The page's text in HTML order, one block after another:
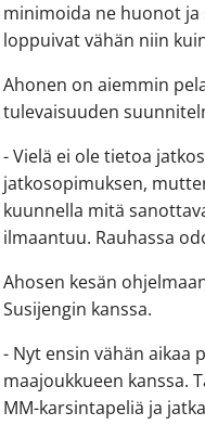
minimoida ne huonot
loppuivat vähän niin
Ahonen on aiemmin
tulevaisuuden
- Vielä ei ole tietoa
jatkosopimuksen,
kuunnella mitä
ilmaantuu. Rauhassa
Ahosen kesän
Susijengin kanssa.
- Nyt ensin vähän aikaa
maajoukkueen kanssa.
MM-karsintapeliä ja